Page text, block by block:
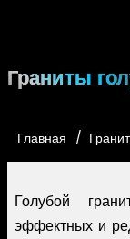
содержанию
Main
Граниты
Строка
Главная
Голубой
эффектных и